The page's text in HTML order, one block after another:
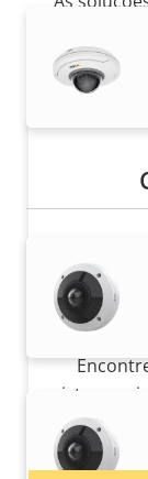
Quer
sistema e